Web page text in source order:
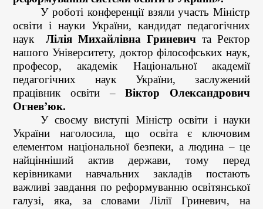
У роботі конференції взяли участь Міністр
освіти і науки України, кандидат педагогічних
наук Лілія Михайлівна Гриневич та Ректор
нашого Університету, доктор філософських наук,
професор, академік Національної академії
педагогічних наук України, заслужений
працівник освіти –Віктор Олександрович
Огнев’юк.
У своєму виступі Міністр освіти і науки
України наголосила, що освіта є ключовим
елементом національної безпеки, а людина – це
найцінніший актив держави, тому перед
керівниками навчальних закладів постають
важливі завдання по реформуванню освітянської
галузі, яка, за словами Лілії Гриневич, на